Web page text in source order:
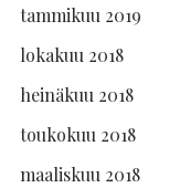
tammikuu 2019
lokakuu 2018
heinäkuu 2018
toukokuu 2018
maaliskuu 2018